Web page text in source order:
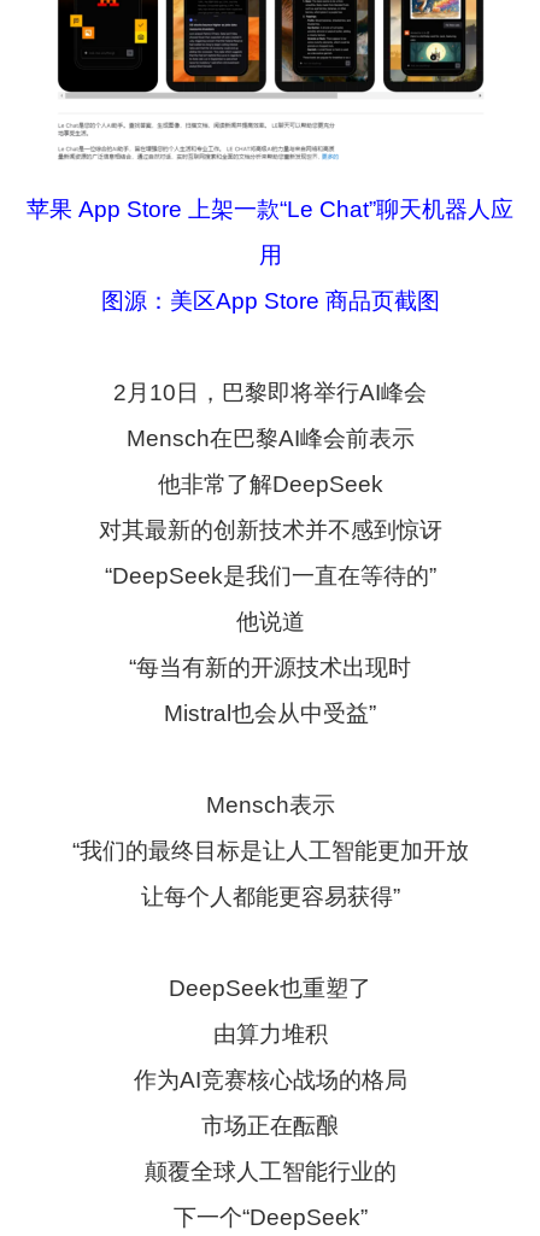
苹果 App Store 上架一款“Le Chat”聊天机器人应
用
图源：美区App Store 商品页截图
2月10日，巴黎即将举行AI峰会
Mensch在巴黎AI峰会前表示
他非常了解DeepSeek
对其最新的创新技术并不感到惊讶
“DeepSeek是我们一直在等待的”
他说道
“每当有新的开源技术出现时
Mistral也会从中受益”
Mensch表示
“我们的最终目标是让人工智能更加开放
让每个人都能更容易获得”
DeepSeek也重塑了
由算力堆积
作为AI竞赛核心战场的格局
市场正在酝酿
颠覆全球人工智能行业的
下一个“DeepSeek”